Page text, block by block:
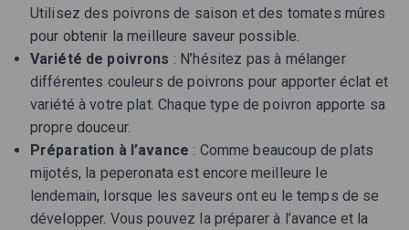
Utilisez des poivrons de saison et des tomates mûres
pour obtenir la meilleure saveur possible.
Variété de poivrons : N’hésitez pas à mélanger
différentes couleurs de poivrons pour apporter éclat et
variété à votre plat. Chaque type de poivron apporte sa
propre douceur.
Préparation à l’avance : Comme beaucoup de plats
mijotés, la peperonata est encore meilleure le
lendemain, lorsque les saveurs ont eu le temps de se
développer. Vous pouvez la préparer à l’avance et la